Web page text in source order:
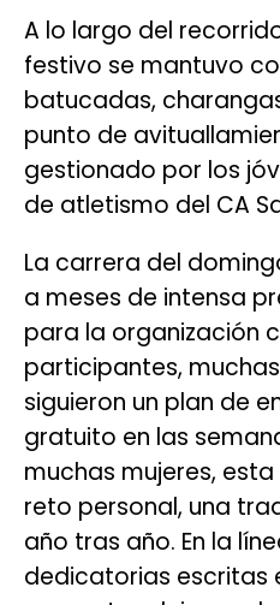
A lo largo del
festivo se mantuvo
batucadas,
punto de
gestionado por los
de atletismo del CA
La carrera del
a meses de intensa
para la organización
participantes,
siguieron un plan de
gratuito en las
muchas mujeres,
reto personal, una
año tras año. En la
dedicatorias escritas